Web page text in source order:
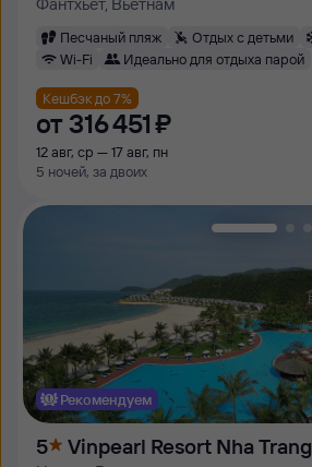
Песчаный пляж Отдых с детьми
Wi-Fi
Идеально для отдыха парой
Кешбэк до 7%
от 316 ⁠451 ⁠₽
12 авг, ср — 17 авг, пн
5 ночей, за двоих
Рекомендуем
5 Vinpearl Resort Nha Trang